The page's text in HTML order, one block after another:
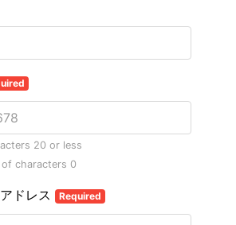
20 or less
of characters 0
ドレス Required